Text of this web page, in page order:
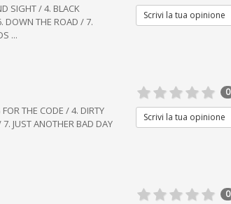
SIGHT / 4. BLACK
DOWN THE ROAD / 7.
...
Scrivi la tua opinione
THE CODE / 4. DIRTY
JUST ANOTHER BAD DAY
0
Scrivi la tua opinione
0